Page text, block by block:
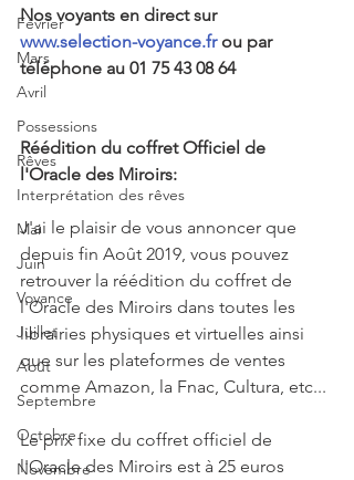
Février
Mars
Avril
Possessions
Rêves
Interprétation des rêves
Mai
Juin
Voyance
Juillet
Août
Septembre
Octobre
Novembre
Nos voyants en direct sur
www.selection-voyance.fr ou par
téléphone au 01 75 43 08 64
Réédition du coffret Officiel de
l'Oracle des Miroirs:
J'ai le plaisir de vous annoncer que
depuis fin Août 2019, vous pouvez
retrouver la réédition du coffret de
l'Oracle des Miroirs dans toutes les
librairies physiques et virtuelles ainsi
que sur les plateformes de ventes
comme Amazon, la Fnac, Cultura, etc...
Le prix fixe du coffret officiel de
l'Oracle des Miroirs est à 25 euros